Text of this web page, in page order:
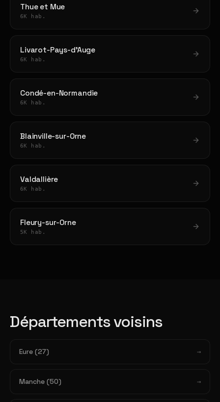
Thue et Mue
6K hab.
Livarot-Pays-d'Auge
6K hab.
Condé-en-Normandie
6K hab.
Blainville-sur-Orne
6K hab.
Valdallière
6K hab.
Fleury-sur-Orne
5K hab.
Départements voisins
Eure (27)
Manche (50)